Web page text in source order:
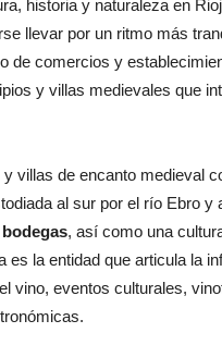
historia y naturaleza en
llevar por un ritmo más
de comercios y
y villas medievales que
villas de encanto medieval
al sur por el río Ebro y
, así como una
es la entidad que articula la
vino, eventos culturales,